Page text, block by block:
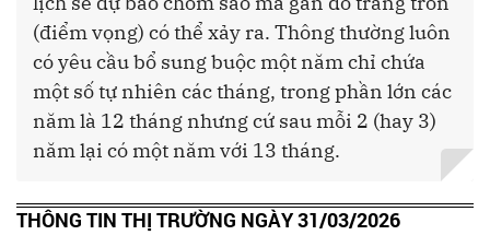
(điểm vọng) có thể xảy ra. Thông thường luôn
có yêu cầu bổ sung buộc một năm chỉ chứa
một số tự nhiên các tháng, trong phần lớn các
năm là 12 tháng nhưng cứ sau mỗi 2 (hay 3)
năm lại có một năm với 13 tháng.
THÔNG TIN THỊ TRƯỜNG NGÀY 31/03/2026